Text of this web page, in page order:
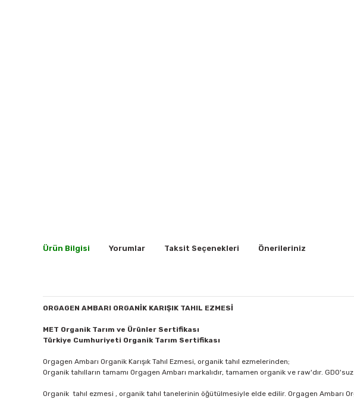
Ürün Bilgisi Yorumlar Taksit Seçenekleri Önerileriniz
ORGAGEN AMBARI ORGANİK KARIŞIK TAHIL EZMESİ
MET Organik Tarım ve Ürünler Sertifikası
Türkiye Cumhuriyeti Organik Tarım Sertifikası
Orgagen Ambarı Organik Karışık Tahıl Ezmesi, organik tahıl ezmelerinden;
Organik tahılların tamamı Orgagen Ambarı markalıdır, tamamen organik ve raw'dır.
Organik tahıl ezmesi , organik tahıl tanelerinin öğütülmesiyle elde edilir. Orgagen Ambarı